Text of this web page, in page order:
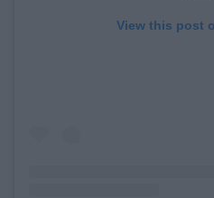
View this post